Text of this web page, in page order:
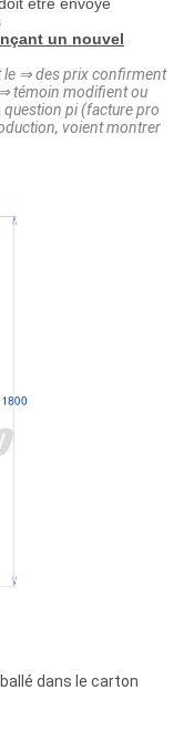
être envoyé
un nouvel
le ⇒ des prix confirment
témoin modifient ou
question pi (facture pro
voient montrer
dans le carton